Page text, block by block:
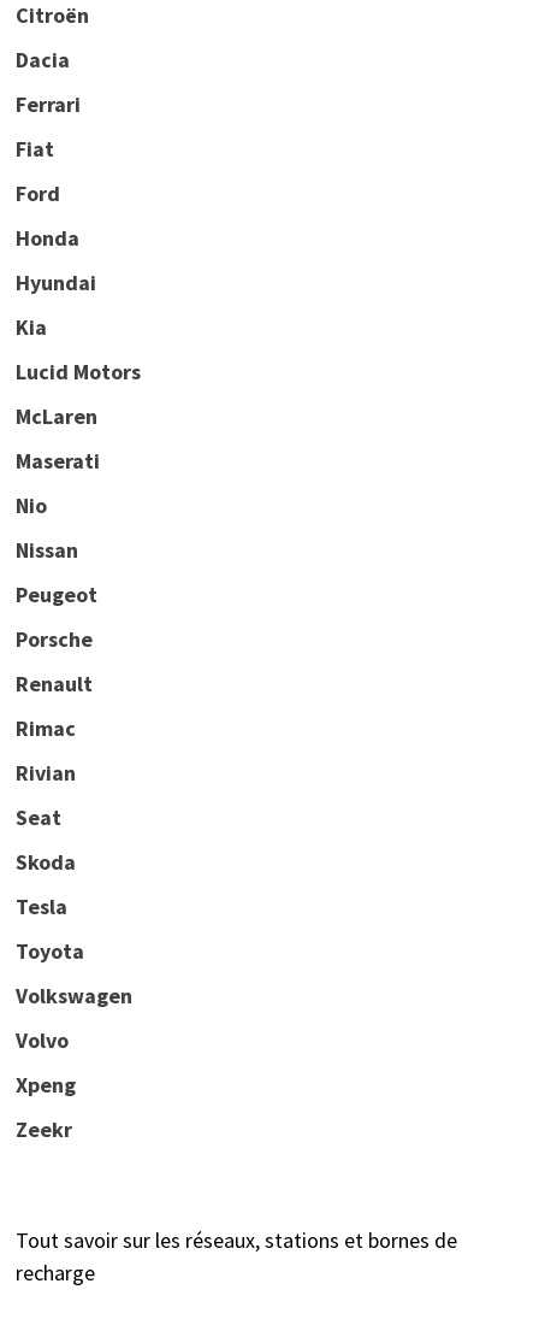
Citroën
Dacia
Ferrari
Fiat
Ford
Honda
Hyundai
Kia
Lucid Motors
McLaren
Maserati
Nio
Nissan
Peugeot
Porsche
Renault
Rimac
Rivian
Seat
Skoda
Tesla
Toyota
Volkswagen
Volvo
Xpeng
Zeekr
Tout savoir sur les réseaux, stations et bornes de
recharge